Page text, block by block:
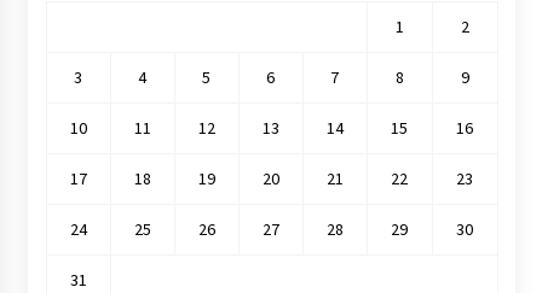
1
2
3 4 5 6 7 8 9
10 11 12 13 14 15 16
17 18 19 20 21 22 23
24 25 26 27 28 29 30
31